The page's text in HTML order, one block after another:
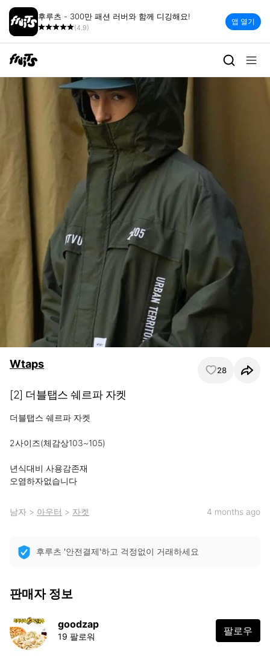
후루츠 - 300만 패션 러버와 함께 디깅해요!
(4.9)
앱 열기
Wtaps 28
[2] 더블탭스 쉐르파 자켓
더블탭스 쉐르파 자켓
2사이즈(체감상103~105)
년식대비 사용감존재
오염하자없습니다
남자 > 아우터 > 자켓 4 months ago
후루츠 '안전결제'하고 걱정없이 거래하세요
판매자 정보
goodzap
19 팔로워 팔로우